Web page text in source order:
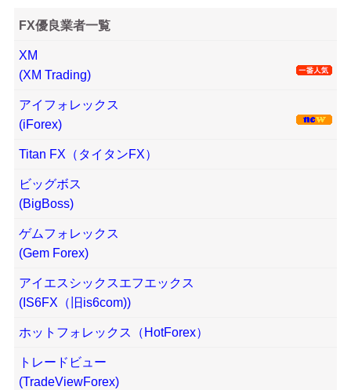
FX優良業者一覧
XM
(XM Trading)
アイフォレックス
(iForex)
Titan FX（タイタンFX）
ビッグボス
(BigBoss)
ゲムフォレックス
(Gem Forex)
アイエスシックスエフエックス
(IS6FX（旧is6com))
ホットフォレックス（HotForex）
トレードビュー
(TradeViewForex)